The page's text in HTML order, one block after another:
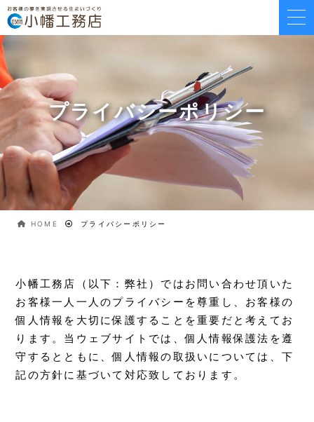
プライバシーポリシー
HOME プライバシーポリシー
小幡工務店（以下：弊社）ではお問い合わせ頂いた
お客様一人一人のプライバシーを尊重し、お客様の
個人情報を大切に保護することを重要だと考えてお
ります。当ウェブサイトでは、個人情報保護法を遵
守するとともに、個人情報の取扱いについては、下
記の方針に基づいて対応致しております。